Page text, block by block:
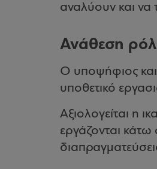
αναλύουν και να
Ανάθεση
Ο υποψήφιος
υποθετικό
Αξιολογείται η
εργάζονται κάτω